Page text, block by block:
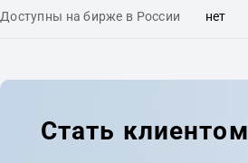
Доступны на бирже в России нет
Стать клиентом